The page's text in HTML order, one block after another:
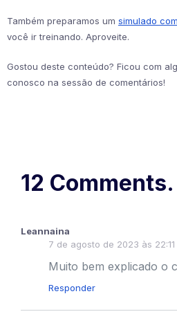
Também preparamos um simulado
você ir treinando. Aproveite.
Gostou deste conteúdo? Ficou com
conosco na sessão de comentários!
12 Comments.
Leannaina
7 de agosto de 2023 às 22:11
Muito bem explicado o
Responder